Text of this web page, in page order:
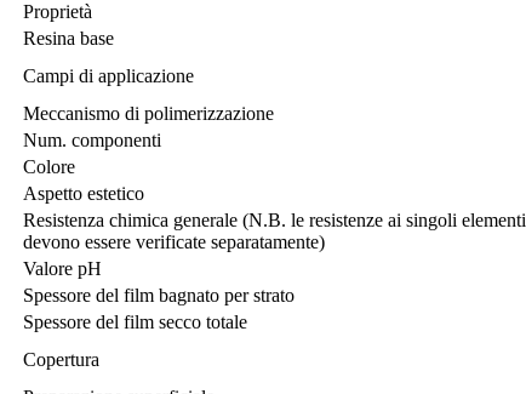
Proprietà
Resina base
Campi di applicazione
Meccanismo di polimerizzazione
Num. componenti
Colore
Aspetto estetico
Resistenza chimica generale (N.B. le resistenze ai singoli elementi
devono essere verificate separatamente)
Valore pH
Spessore del film bagnato per strato
Spessore del film secco totale
Copertura